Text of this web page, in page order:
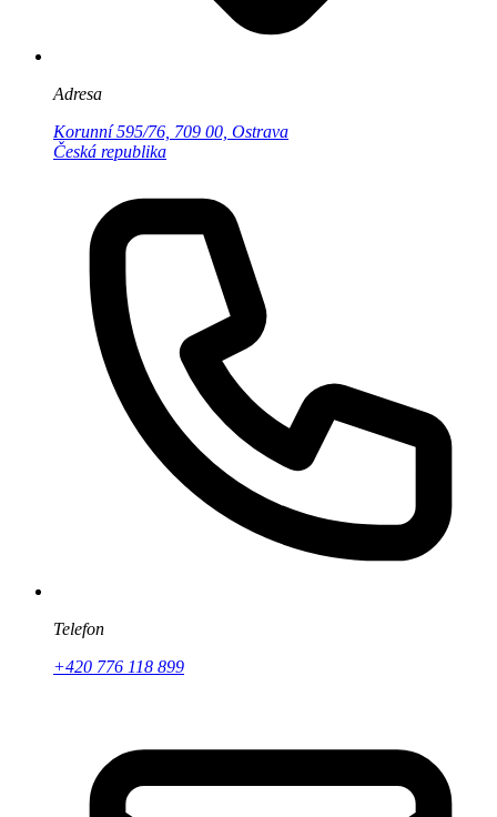
Adresa
Korunní 595/76, 709 00, Ostrava
Česká republika
Telefon
+420 776 118 899